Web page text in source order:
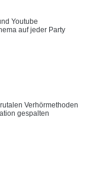
Youtube
auf jeder Party
Verhörmethoden
gespalten